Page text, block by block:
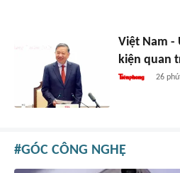
Việt Nam -
kiện quan
26
GÓC CÔNG NGHỆ